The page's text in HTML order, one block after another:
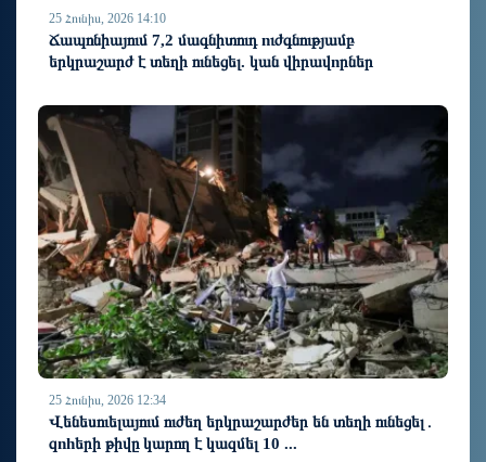
25 Հունիս, 2026 14:10
Ճապոնիայում 7,2 մագնիտուդ nւժգնությամբ
երկրաշարժ է տեղի ունեցել. կան վիրավnրներ
25 Հունիս, 2026 12:34
Վենեսուելայում ուժեղ երկրաշարժեր են տեղի ունեցել․
զnhերի թիվը կարող է կազմել 10 ...